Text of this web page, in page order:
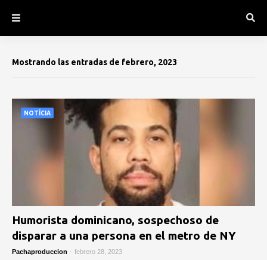
Mostrando las entradas de febrero, 2023
NOTÍCIA
Humorista dominicano, sospechoso de
disparar a una persona en el metro de NY
Pachaproduccion - febrero 28, 2023